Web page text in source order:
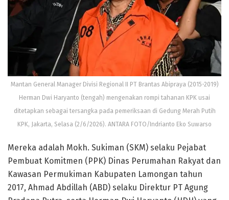
Mantan General Manager Divisi Regional II PT Brantas Abipraya (2015-2019)
Herman Dwi Haryanto (tengah) mengenakan rompi tahanan KPK usai
ditetapkan sebagai tersangka pada pemeriksaan di Gedung Merah Putih
KPK, Jakarta, Selasa (2/6/2026). ANTARA FOTO/Indrianto Eko Suwarso
Mereka adalah Mokh. Sukiman (SKM) selaku Pejabat
Pembuat Komitmen (PPK) Dinas Perumahan Rakyat dan
Kawasan Permukiman Kabupaten Lamongan tahun
2017, Ahmad Abdillah (ABD) selaku Direktur PT Agung